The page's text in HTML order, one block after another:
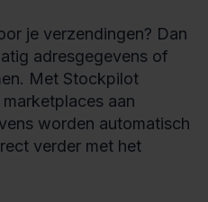
je verzendingen? Dan
adresgegevens of
Met Stockpilot
aan
worden automatisch
verder met het